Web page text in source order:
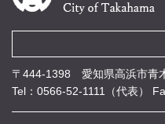
〒444-1398 愛知県高浜市青
Tel：0566-52-1111（代表）